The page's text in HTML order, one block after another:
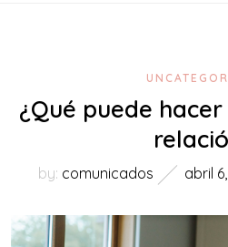
¿Qué puede
by: comunicados abril